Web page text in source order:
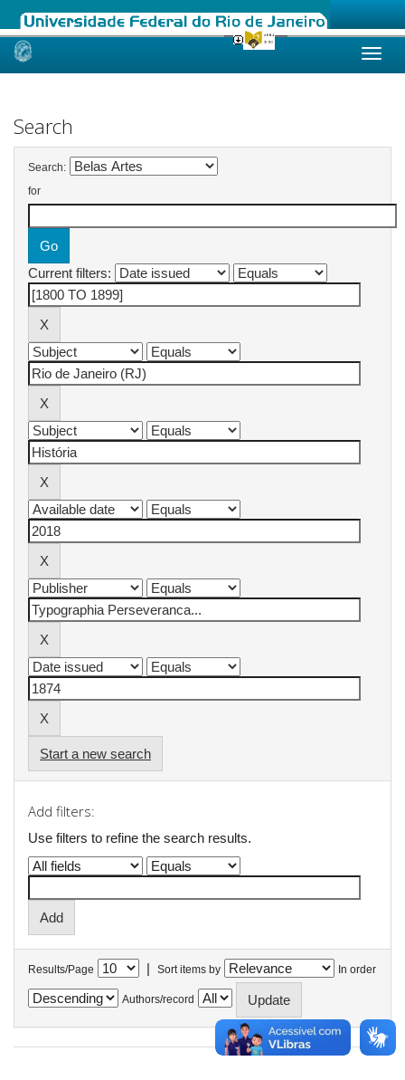
Skip
Search
Search:
for
Current filters:
Start a new search
Add filters:
Use filters to refine the search results.
Results/Page | Sort items by In order
Authors/record